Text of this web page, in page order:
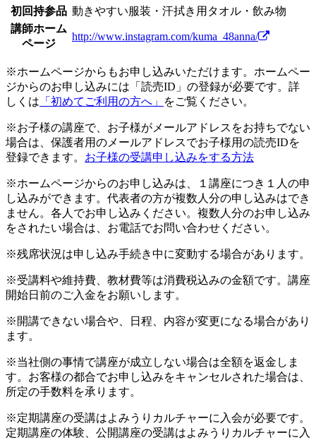
初回持参品 動きやすい服装・汗拭き用タオル・飲み物
講師ホーム
ページ
http://www.instagram.com/kuma_48anna/
※ホームページからもお申し込みいただけます。ホームペー
ジからのお申し込みには「読売ID」の登録が必要です。詳
しくは 「初めてご利用の方へ」 をご覧ください。
※お子様の講座で、お子様がメールアドレスをお持ちでない
場合は、保護者用のメールアドレスでお子様用の読売IDを
登録できます。 お子様の受講申し込みをする方法
※ホームページからのお申し込みは、１講座につき１人の申
し込みができます。代表者の方が複数人分の申し込みはでき
ません。各人でお申し込みください。複数人分のお申し込み
をされたい場合は、お電話でお問い合わせください。
※残席状況は申し込み手続き中に変動する場合があります。
※受講料や維持費、教材費等は消費税込みの金額です。講座
開始日前のご入金をお願いします。
※開講できない場合や、日程、内容が変更になる場合があり
ます。
※当社側の事情で講座が成立しない場合は全額を返金しま
す。お客様の都合でお申し込みをキャンセルされた場合は、
所定の手数料を承ります。
※定期講座の受講はよみうりカルチャーに入会が必要です。
定期講座の体験、公開講座の受講はよみうりカルチャーに入